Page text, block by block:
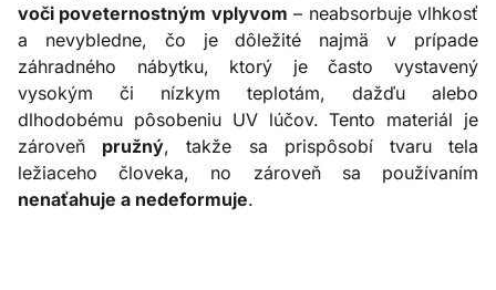
voči poveternostným vplyvom – neabsorbuje vlhkosť
a nevybledne, čo je dôležité najmä v prípade
záhradného nábytku, ktorý je často vystavený
vysokým či nízkym teplotám, dažďu alebo
dlhodobému pôsobeniu UV lúčov. Tento materiál je
zároveň pružný, takže sa prispôsobí tvaru tela
ležiaceho človeka, no zároveň sa používaním
nenaťahuje a nedeformuje.